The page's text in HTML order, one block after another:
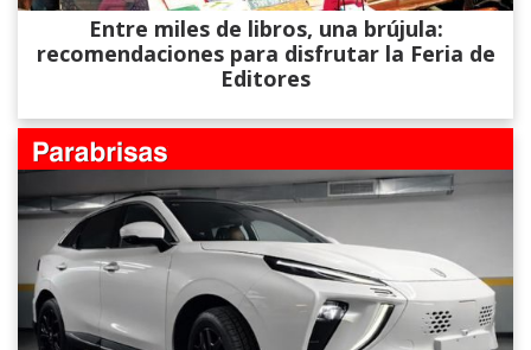
Entre miles de libros, una brújula:
recomendaciones para disfrutar la Feria de
Editores